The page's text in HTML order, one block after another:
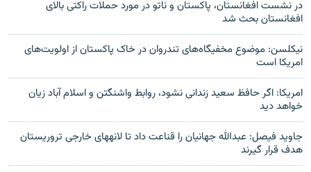
در نشست افغانستان، پاکستان و ناتو در مورد حملات راکتی بالای
افغانستان بحث شد
نیکلسن: موضوع مخفیگاه‌های تندروان در خاک پاکستان از اولویت‌های
امریکا است
امریکا: اگر حافظ سعید زندانی نشود، روابط واشنگتن و اسلام آباد زیان
خواهد دید
جاوید فیصل: عبدالله جهانیان را قناعت داد تا لانه‎های خارجی تروریستان
هدف قرار گیرند